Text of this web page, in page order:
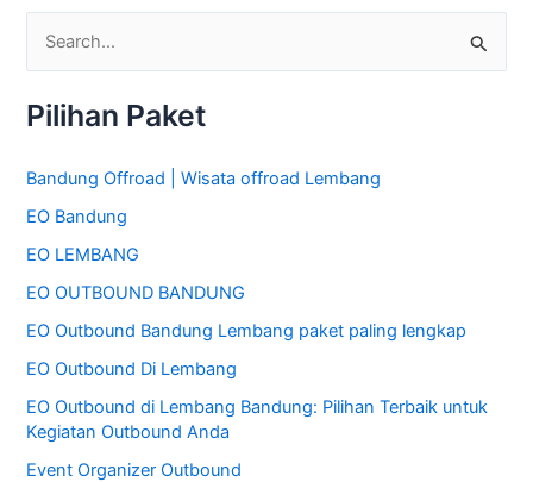
u
n
t
u
k
:
Pilihan Paket
Bandung Offroad | Wisata offroad Lembang
EO Bandung
EO LEMBANG
EO OUTBOUND BANDUNG
EO Outbound Bandung Lembang paket paling lengkap
EO Outbound Di Lembang
EO Outbound di Lembang Bandung: Pilihan Terbaik untuk
Kegiatan Outbound Anda
Event Organizer Outbound